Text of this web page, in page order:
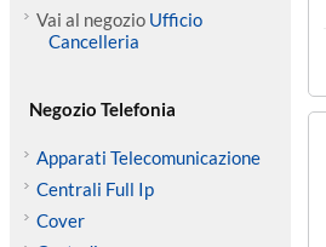
Vai al negozio Ufficio
Cancelleria
Negozio Telefonia
Apparati Telecomunicazione
Centrali Full Ip
Cover